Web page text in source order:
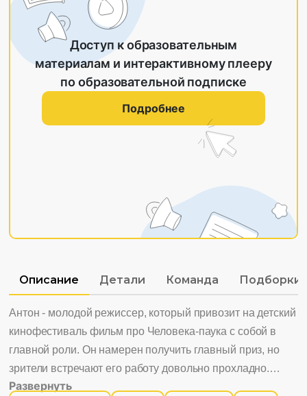
Доступ к образовательным
материалам и интерактивному плееру
по образовательной подписке
Подробнее
Описание Детали Команда Подборки
Антон - молодой режиссер, который привозит на детский
кинофестиваль фильм про Человека-паука с собой в
главной роли. Он намерен получить главный приз, но
зрители встречают его работу довольно прохладно.
Тогда Антону приходится надеть маску и стать
Развернуть